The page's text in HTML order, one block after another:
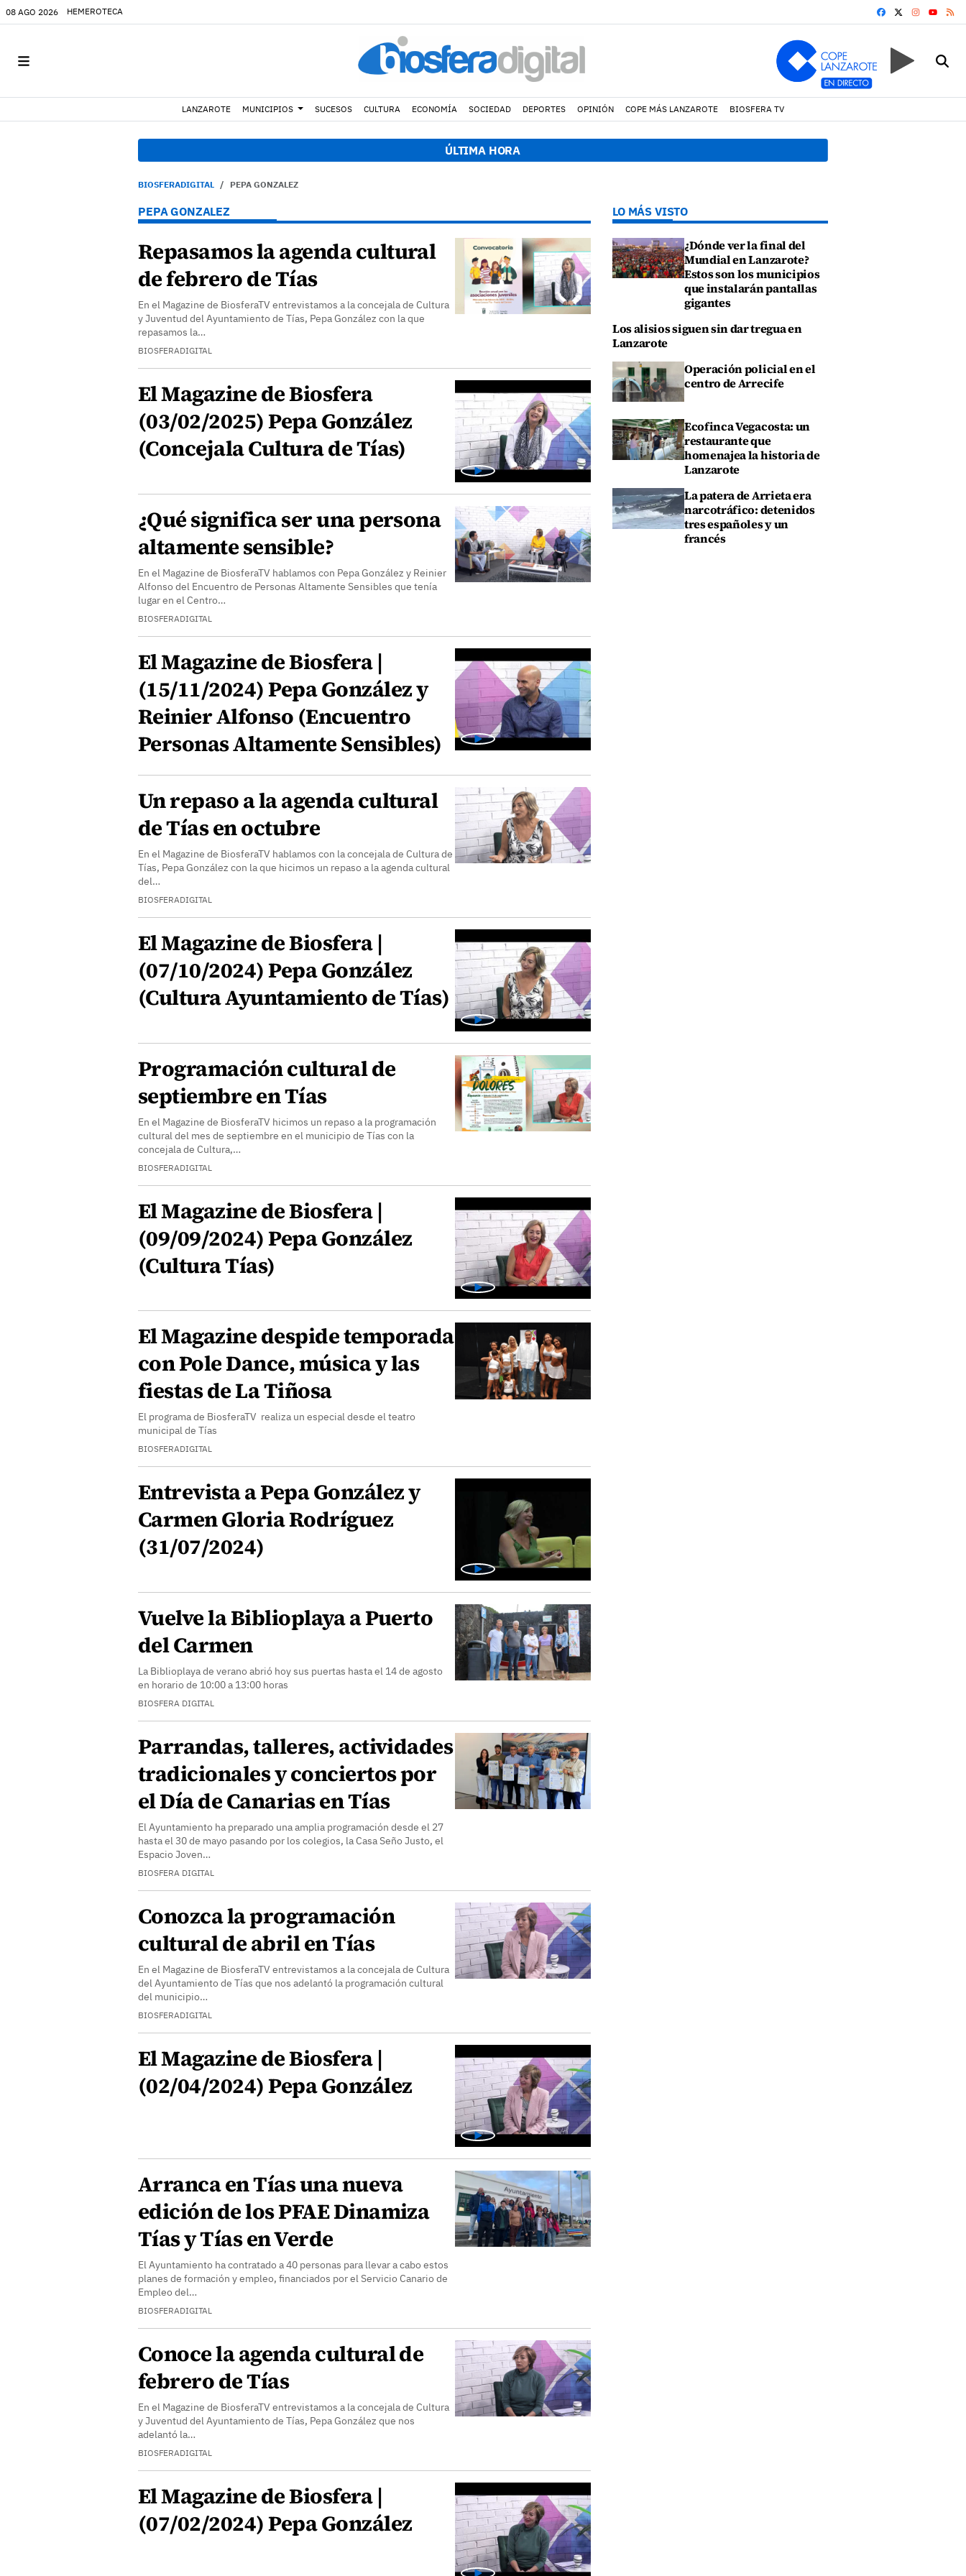
08 AGO 2026 HEMEROTECA FACEBOOK
YOUTUBE
LANZAROTE MUNICIPIOS SUCESOS CULTURA ECONOMÍA SOCIEDAD DEPORTES OPINIÓN COPE MÁS LANZAROTE BIOSFERA TV
ÚLTIMA HORA
BIOSFERADIGITAL PEPA GONZALEZ
PEPA GONZALEZ
Repasamos la agenda cultural
de febrero de Tías
En el Magazine de BiosferaTV entrevistamos a la concejala de Cultura
y Juventud del Ayuntamiento de Tías, Pepa González con la que
repasamos la…
BIOSFERADIGITAL
El Magazine de Biosfera
(03/02/2025) Pepa González
(Concejala Cultura de Tías)
¿Qué significa ser una persona
altamente sensible?
En el Magazine de BiosferaTV hablamos con Pepa González y Reinier
Alfonso del Encuentro de Personas Altamente Sensibles que tenía
lugar en el Centro…
BIOSFERADIGITAL
El Magazine de Biosfera |
(15/11/2024) Pepa González y
Reinier Alfonso (Encuentro
Personas Altamente Sensibles)
Un repaso a la agenda cultural
de Tías en octubre
En el Magazine de BiosferaTV hablamos con la concejala de Cultura de
Tías, Pepa González con la que hicimos un repaso a la agenda cultural
del…
BIOSFERADIGITAL
El Magazine de Biosfera |
(07/10/2024) Pepa González
(Cultura Ayuntamiento de Tías)
Programación cultural de
septiembre en Tías
En el Magazine de BiosferaTV hicimos un repaso a la programación
cultural del mes de septiembre en el municipio de Tías con la
concejala de Cultura,…
BIOSFERADIGITAL
El Magazine de Biosfera |
(09/09/2024) Pepa González
(Cultura Tías)
El Magazine despide temporada
con Pole Dance, música y las
fiestas de La Tiñosa
El programa de BiosferaTV realiza un especial desde el teatro
municipal de Tías
BIOSFERADIGITAL
Entrevista a Pepa González y
Carmen Gloria Rodríguez
(31/07/2024)
Vuelve la Biblioplaya a Puerto
del Carmen
La Biblioplaya de verano abrió hoy sus puertas hasta el 14 de agosto
en horario de 10:00 a 13:00 horas
BIOSFERA DIGITAL
Parrandas, talleres, actividades
tradicionales y conciertos por
el Día de Canarias en Tías
El Ayuntamiento ha preparado una amplia programación desde el 27
hasta el 30 de mayo pasando por los colegios, la Casa Seño Justo, el
Espacio Joven…
BIOSFERA DIGITAL
Conozca la programación
cultural de abril en Tías
En el Magazine de BiosferaTV entrevistamos a la concejala de Cultura
del Ayuntamiento de Tías que nos adelantó la programación cultural
del municipio…
BIOSFERADIGITAL
El Magazine de Biosfera |
(02/04/2024) Pepa González
Arranca en Tías una nueva
edición de los PFAE Dinamiza
Tías y Tías en Verde
El Ayuntamiento ha contratado a 40 personas para llevar a cabo estos
planes de formación y empleo, financiados por el Servicio Canario de
Empleo del…
BIOSFERADIGITAL
Conoce la agenda cultural de
febrero de Tías
En el Magazine de BiosferaTV entrevistamos a la concejala de Cultura
y Juventud del Ayuntamiento de Tías, Pepa González que nos
adelantó la…
BIOSFERADIGITAL
El Magazine de Biosfera |
(07/02/2024) Pepa González
LO MÁS VISTO
¿Dónde ver la final del
Mundial en Lanzarote?
Estos son los municipios
que instalarán pantallas
gigantes
Los alisios siguen sin dar tregua en
Lanzarote
Operación policial en el
centro de Arrecife
Ecofinca Vegacosta: un
restaurante que
homenajea la historia de
Lanzarote
La patera de Arrieta era
narcotráfico: detenidos
tres españoles y un
francés